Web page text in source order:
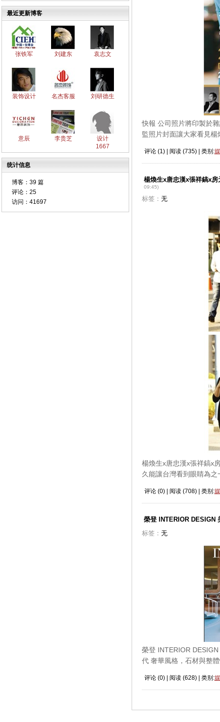
最近更新博客
张铁军 刘建东 袁志文
装饰设计 名杰客服 刘研德生
意辰 李贵芝
设计
1667
统计信息
博客： 39 篇
评论： 25
访问： 41697
快報 公司照片將印製於
監照片封面讓大家看見
评论 (1 ) | 阅读 (735) | 类别:
楊煥生x唐忠漢x張祥鎬x
09:45)
标签： 无
楊煥生x唐忠漢x張祥鎬x
久能讓台灣看到眼睛為
评论 (0) | 阅读 (708) | 类别:
榮登 INTERIOR DESIGN
标签： 无
榮登 INTERIOR
代 奢華風格，石材與整
评论 (0) | 阅读 (628) | 类别: